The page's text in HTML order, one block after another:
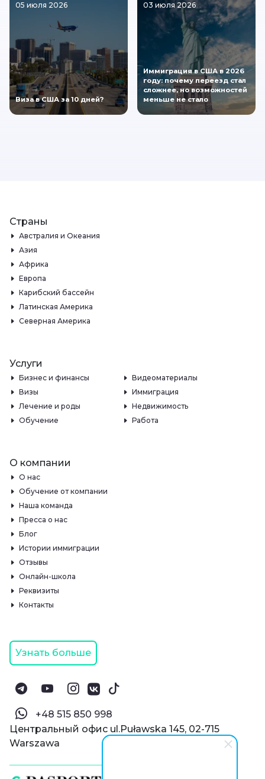
05 июля 2026
Виза в США за 10 дней?
03 июля 2026
Иммиграция в США в 2026
году: почему переезд стал
сложнее, но возможностей
меньше не стало
Страны
Австралия и Океания
Азия
Африка
Европа
Карибский бассейн
Латинская Америка
Северная Америка
Услуги
Бизнес и финансы
Видеоматериалы
Визы
Иммиграция
Лечение и роды
Недвижимость
Обучение
Работа
О компании
О нас
Обучение от компании
Наша команда
Пресса о нас
Блог
Истории иммиграции
Отзывы
Онлайн-школа
Реквизиты
Контакты
Узнать больше
‪+48 515 850 998‬
Центральный офис ul.Puławska 145, 02-715
Warszawa